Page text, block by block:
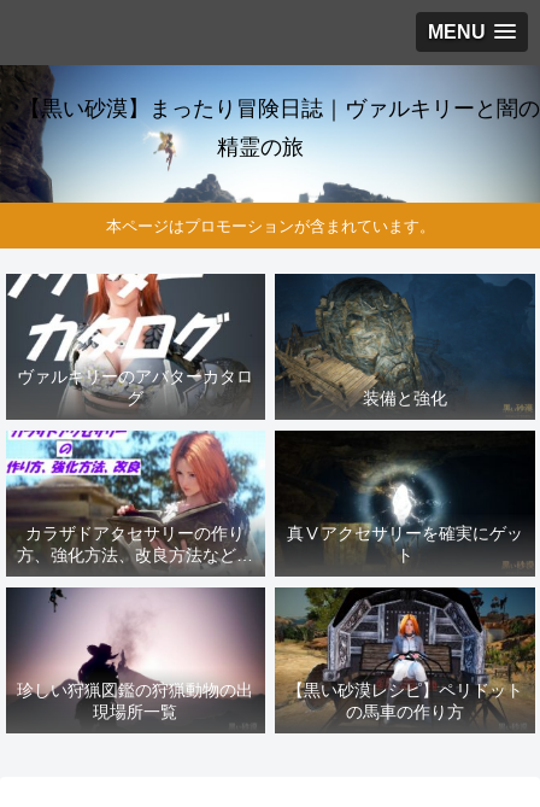
MENU
【黒い砂漠】まったり冒険日誌｜ヴァルキリーと闇の
精霊の旅
本ページはプロモーションが含まれています。
ヴァルキリーのアバターカタロ
グ
装備と強化
カラザドアクセサリーの作り
方、強化方法、改良方法などま
とめ【黒い砂漠冒険日誌１４１
真Ⅴアクセサリーを確実にゲッ
ト
珍しい狩猟図鑑の狩猟動物の出
現場所一覧
【黒い砂漠レシピ】ペリドット
の馬車の作り方